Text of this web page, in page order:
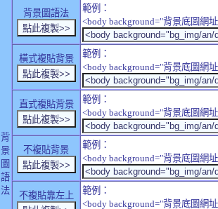
背
景
圖
語
法
背景圖語法
範例：
<body background="背景底圖網
橫式複貼背景
範例：
<body background="背景底圖網
直式複貼背景
範例：
<body background="背景底圖網
不複貼背景
範例：
<body background="背景底圖網
不複貼靠左上
範例：
<body background="背景底圖網